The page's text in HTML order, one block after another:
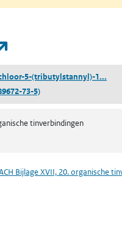
5-(tributylstannyl)-1...
73-5)
tinverbindingen
Bijlage XVII, 20. organische